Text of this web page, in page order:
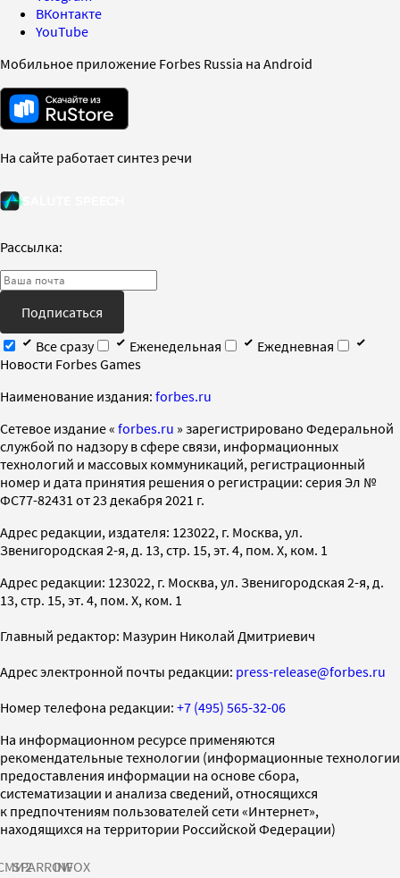
ВКонтакте
YouTube
Мобильное приложение Forbes Russia на Android
На сайте работает синтез речи
Рассылка:
Подписаться
Все сразу
Еженедельная
Ежедневная
Новости Forbes Games
Наименование издания: forbes.ru
Cетевое издание « forbes.ru » зарегистрировано Федеральной
службой по надзору в сфере связи, информационных
технологий и массовых коммуникаций, регистрационный
номер и дата принятия решения о регистрации: серия Эл №
ФС77-82431 от 23 декабря 2021 г.
Адрес редакции, издателя: 123022, г. Москва, ул.
Звенигородская 2-я, д. 13, стр. 15, эт. 4, пом. X, ком. 1
Адрес редакции: 123022, г. Москва, ул. Звенигородская 2-я, д.
13, стр. 15, эт. 4, пом. X, ком. 1
Главный редактор: Мазурин Николай Дмитриевич
Адрес электронной почты редакции: press-release@forbes.ru
Номер телефона редакции: +7 (495) 565-32-06
На информационном ресурсе применяются
рекомендательные технологии (информационные технологии
предоставления информации на основе сбора,
систематизации и анализа сведений, относящихся
к предпочтениям пользователей сети «Интернет»,
находящихся на территории Российской Федерации)
SPARROWINFOX